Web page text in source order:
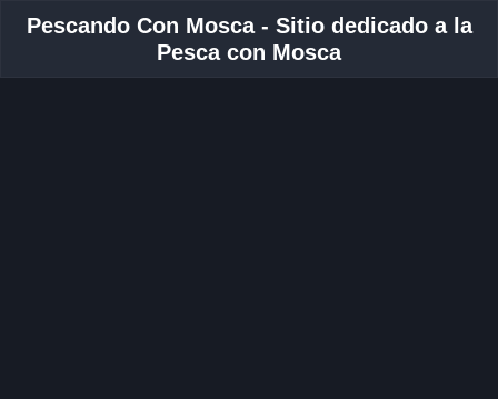
Pescando Con Mosca - Sitio dedicado a la
Pesca con Mosca